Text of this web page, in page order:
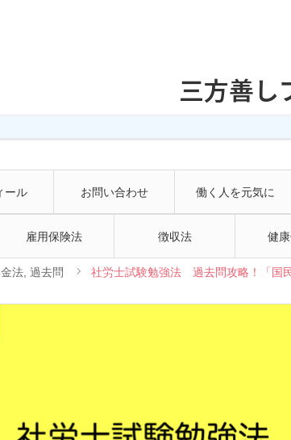
三方善
ール お問い合わせ 働く人を元気に
雇用保険法 徴収法 健
法 過去問 社労士試験勉強法 過去問攻略！「